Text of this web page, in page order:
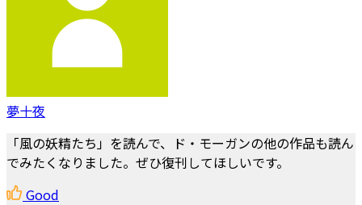
夢十夜
「風の妖精たち」を読んで、ド・モーガンの他の作品も読ん
でみたくなりました。ぜひ復刊してほしいです。
Good